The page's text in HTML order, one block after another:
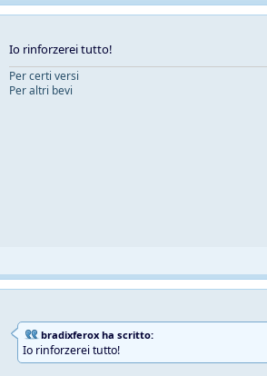
Io rinforzerei tutto!
Per certi versi
Per altri bevi
bradixferox ha scritto:
Io rinforzerei tutto!